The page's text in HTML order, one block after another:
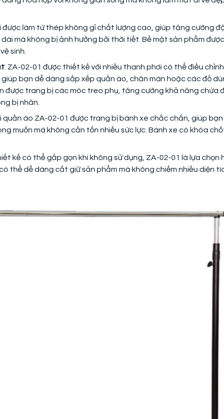
được làm từ thép không gỉ chất lượng cao, giúp tăng cường
mà không bị ảnh hưởng bởi thời tiết. Bề mặt sản phẩm được
sinh.
: ZA-02-01 được thiết kế với nhiều thanh phơi có thể điều
bạn dễ dàng sắp xếp quần áo, chăn màn hoặc các đồ
được trang bị các móc treo phụ, tăng cường khả năng chứa
bị nhăn.
quần áo ZA-02-01 được trang bị bánh xe chắc chắn, giúp
muốn mà không cần tốn nhiều sức lực. Bánh xe có khóa
kế có thể gấp gọn khi không sử dụng, ZA-02-01 là lựa chọn
thể dễ dàng cất giữ sản phẩm mà không chiếm nhiều diện